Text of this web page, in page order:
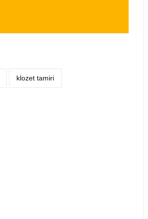
klozet tamiri